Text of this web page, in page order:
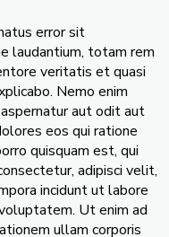
error sit
laudantium, totam rem
veritatis et quasi
Nemo enim
aut odit aut
eos qui ratione
quisquam est, qui
adipisci velit,
incidunt ut labore
Ut enim ad
ullam corporis